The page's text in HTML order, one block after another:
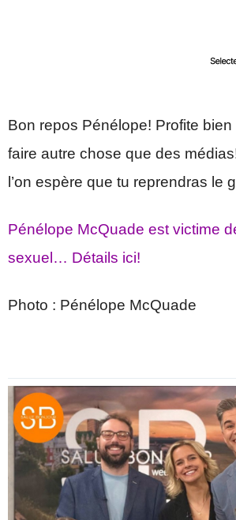
Bon repos Pénélope! Profite
faire autre chose que des
l’on espère que tu reprendras le
Pénélope McQuade est victime
sexuel… Détails ici!
Photo : Pénélope McQuade